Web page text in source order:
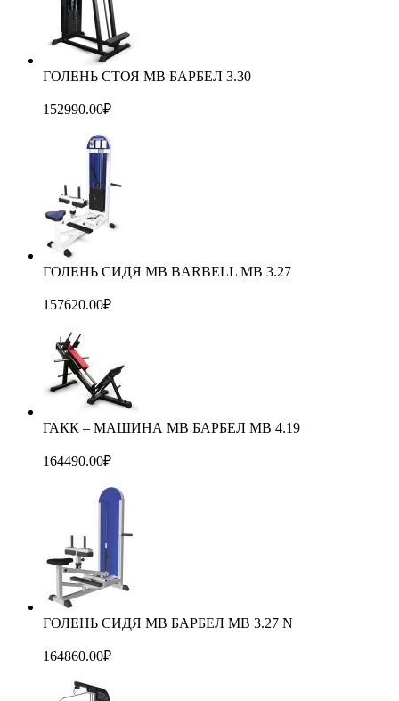
ГОЛЕНЬ СТОЯ MB БАРБЕЛ 3.30
152990.00₽
ГОЛЕНЬ СИДЯ MB BARBELL MB 3.27
157620.00₽
ГАКК – МАШИНА МВ БАРБЕЛ MB 4.19
164490.00₽
ГОЛЕНЬ СИДЯ МВ БАРБЕЛ MB 3.27 N
164860.00₽